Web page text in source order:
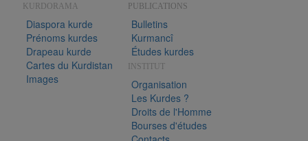
KURDORAMA
Diaspora kurde
Prénoms kurdes
Drapeau kurde
Cartes du Kurdistan
Images
PUBLICATIONS
Bulletins
Kurmancî
Études kurdes
INSTITUT
Organisation
Les Kurdes ?
Droits de l'Homme
Bourses d'études